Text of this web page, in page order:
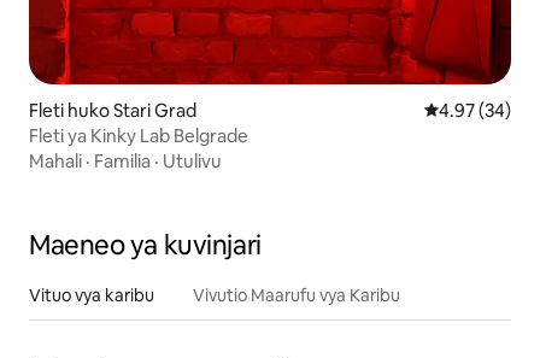
Fleti huko Stari Grad Ukadiriaji wa
4.97 (34)
Fleti ya Kinky Lab Belgrade
Mahali · Familia · Utulivu
Maeneo ya kuvinjari
Vituo vya karibu Vivutio Maarufu vya Karibu